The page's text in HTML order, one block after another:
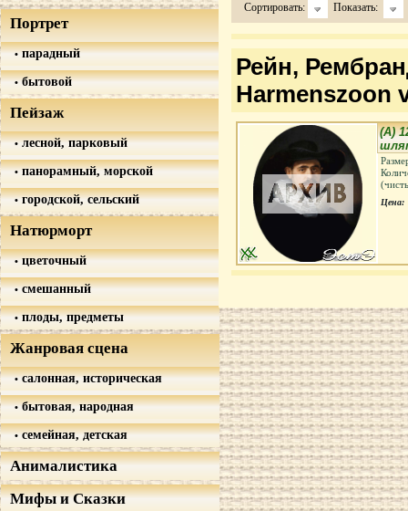
Портрет
парадный
бытовой
Пейзаж
лесной, парковый
панорамный, морской
городской, сельский
Натюрморт
цветочный
смешанный
плоды, предметы
Жанровая сцена
салонная, историческая
бытовая, народная
семейная, детская
Анималистика
Мифы и Сказки
Сортировать: Показать:
Рейн,
Harmenszoon
(А)
Цена: